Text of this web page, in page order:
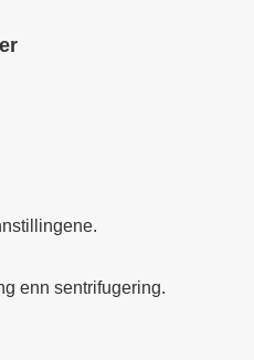
enn sentrifugering.